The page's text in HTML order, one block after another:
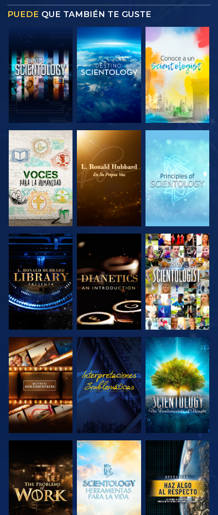
PUEDE QUE TAMBIÉN TE GUSTE
EXPLORA LAS
SERIES
EXPLORA LAS
SERIES
EXPLORA LAS
SERIES
EXPLORA LAS
SERIES
EXPLORA LAS
SERIES
VE
EXPLORA LAS
SERIES
VE
EXPLORA LAS
SERIES
EXPLORA LAS
SERIES
EXPLORA LAS
SERIES
VE